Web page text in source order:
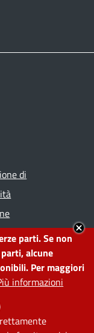
parti. Se non
alcune
Per maggiori
informazioni
di
web
dei